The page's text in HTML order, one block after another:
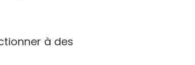
à des